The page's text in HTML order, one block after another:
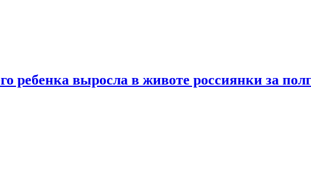
ребенка выросла в животе россиянки за